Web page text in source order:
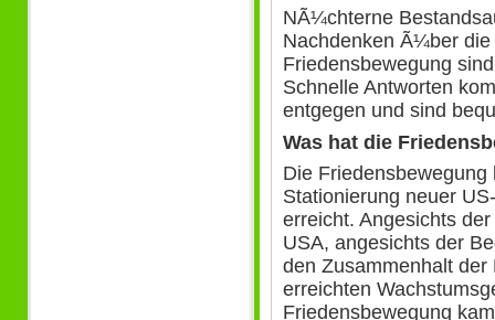
NÃ¼chterne
Nachdenken Ã¼ber
Friedensbewegung
Schnelle Antworten
entgegen und sind
Was hat die
Die
Stationierung neuer
erreicht. Angesichts
USA, angesichts der
den Zusammenhalt
erreichten
Friedensbewegung